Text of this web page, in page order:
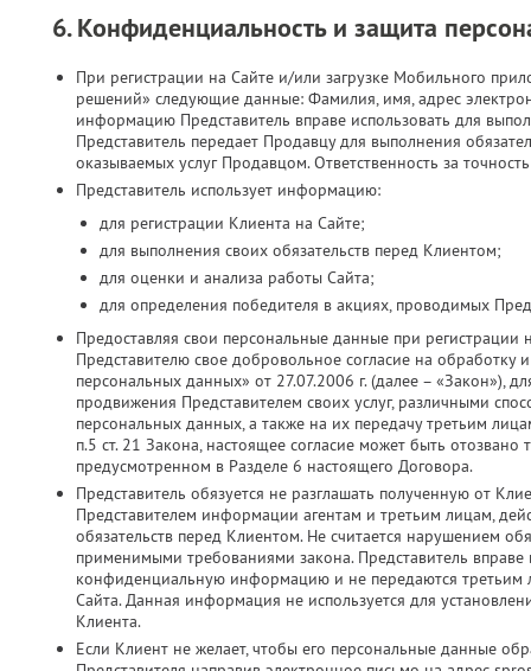
6. Конфиденциальность и защита
При регистрации на Сайте и/или загрузке Мобильного
решений» следующие данные: Фамилия, имя, адрес
информацию Представитель вправе использовать для
Представитель передает Продавцу для выполнения
оказываемых услуг Продавцом. Ответственность за
Представитель использует информацию:
для регистрации Клиента на Сайте;
для выполнения своих обязательств перед Клиентом;
для оценки и анализа работы Сайта;
для определения победителя в акциях, проводимых
Предоставляя свои персональные данные при
Представителю свое добровольное согласие на обработку
персональных данных» от 27.07.2006 г. (далее – «Закон»),
продвижения Представителем своих услуг, различными
персональных данных, а также на их передачу третьим
п.5 ст. 21 Закона, настоящее согласие может быть
предусмотренном в Разделе 6 настоящего Договора.
Представитель обязуется не разглашать полученную от
Представителем информации агентам и третьим лицам,
обязательств перед Клиентом. Не считается нарушением
применимыми требованиями закона. Представитель вправе
конфиденциальную информацию и не передаются третьим
Сайта. Данная информация не используется для
Клиента.
Если Клиент не желает, чтобы его персональные данные